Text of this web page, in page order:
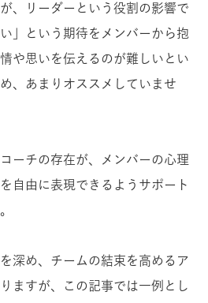
、リーダーという役割の影響で
」という期待をメンバーから抱
や思いを伝えるのが難しいとい
、あまりオススメしていませ
ーチの存在が、メンバーの心理
自由に表現できるようサポート
深め、チームの結束を高めるア
ますが、この記事では一例とし